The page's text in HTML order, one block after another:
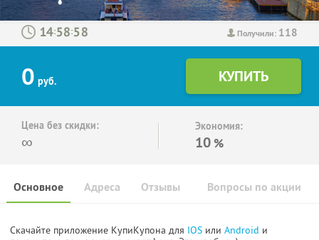
Получили: 118
: :
0 руб.
Цена без скидки:
∞
Экономия:
10 %
Основное Отзывы Вопросы по акции
Адреса
Скачайте приложение КупиКупона для IOS или Android и